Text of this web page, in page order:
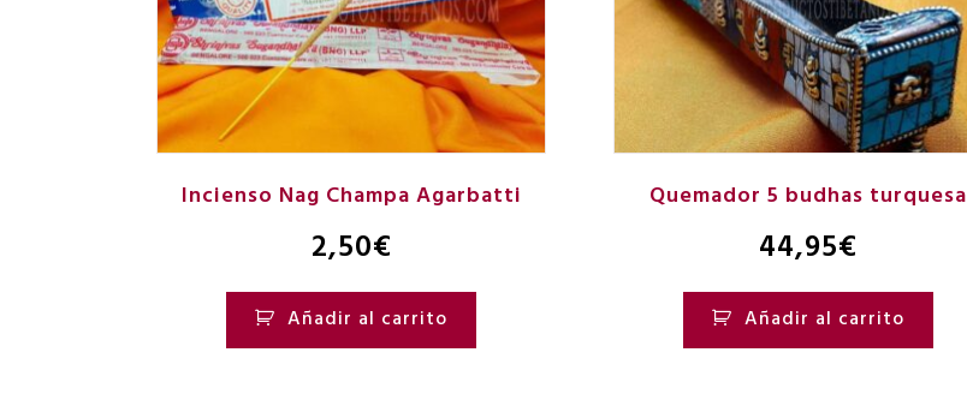
Incienso Nag Champa Agarbatti
2,50€
Añadir al carrito
Quemador 5 budhas turquesa
44,95€
Añadir al carrito